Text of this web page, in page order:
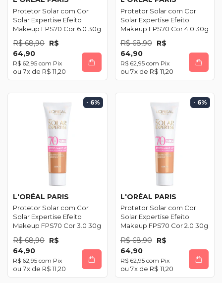
Protetor Solar com Cor
Solar Expertise Efeito
Makeup FPS70 Cor 6.0 30g
R$ 68,90 R$
64,90
R$ 62,95 com Pix
7x de R$ 11,20
Protetor Solar com Cor
Solar Expertise Efeito
Makeup FPS70 Cor 4.0 30g
R$ 68,90 R$
64,90
R$ 62,95 com Pix
7x de R$ 11,20
- 6%
L'ORÉAL PARIS
Protetor Solar com Cor
Solar Expertise Efeito
Makeup FPS70 Cor 3.0 30g
R$ 68,90 R$
64,90
R$ 62,95 com Pix
7x de R$ 11,20
- 6%
L'ORÉAL PARIS
Protetor Solar com Cor
Solar Expertise Efeito
Makeup FPS70 Cor 2.0 30g
R$ 68,90 R$
64,90
R$ 62,95 com Pix
7x de R$ 11,20